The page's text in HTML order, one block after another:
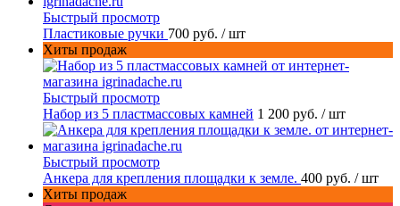
Быстрый просмотр
Пластиковые ручки 700 руб. / шт
Хиты продаж
Быстрый просмотр
Набор из 5 пластмассовых камней 1 200 руб. / шт
Быстрый просмотр
Анкера для крепления площадки к земле. 400 руб. / шт
Хиты продаж